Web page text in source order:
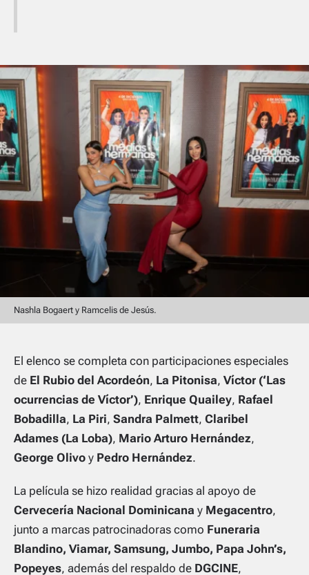
Nashla Bogaert y Ramcelis de Jesús.
El elenco se completa con participaciones especiales
de El Rubio del Acordeón, La Pitonisa, Víctor (‘Las
ocurrencias de Víctor’), Enrique Quailey, Rafael
Bobadilla, La Piri, Sandra Palmett, Claribel
Adames (La Loba), Mario Arturo Hernández,
George Olivo y Pedro Hernández.
La película se hizo realidad gracias al apoyo de
Cervecería Nacional Dominicana y Megacentro,
junto a marcas patrocinadoras como Funeraria
Blandino, Viamar, Samsung, Jumbo, Papa John’s,
Popeyes, además del respaldo de DGCINE,